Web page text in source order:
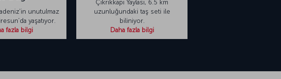
unutulmaz
yaşatıyor.
fazla bilgi
Çıkrıkkapı Yaylası, 6.5 km
uzunluğundaki taş seti ile
biliniyor.
Daha fazla bilgi